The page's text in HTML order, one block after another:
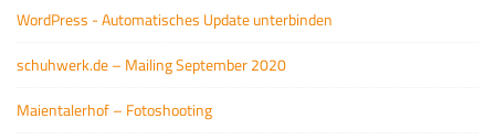
WordPress - Automatisches Update unterbinden
schuhwerk.de – Mailing September 2020
Maientalerhof – Fotoshooting